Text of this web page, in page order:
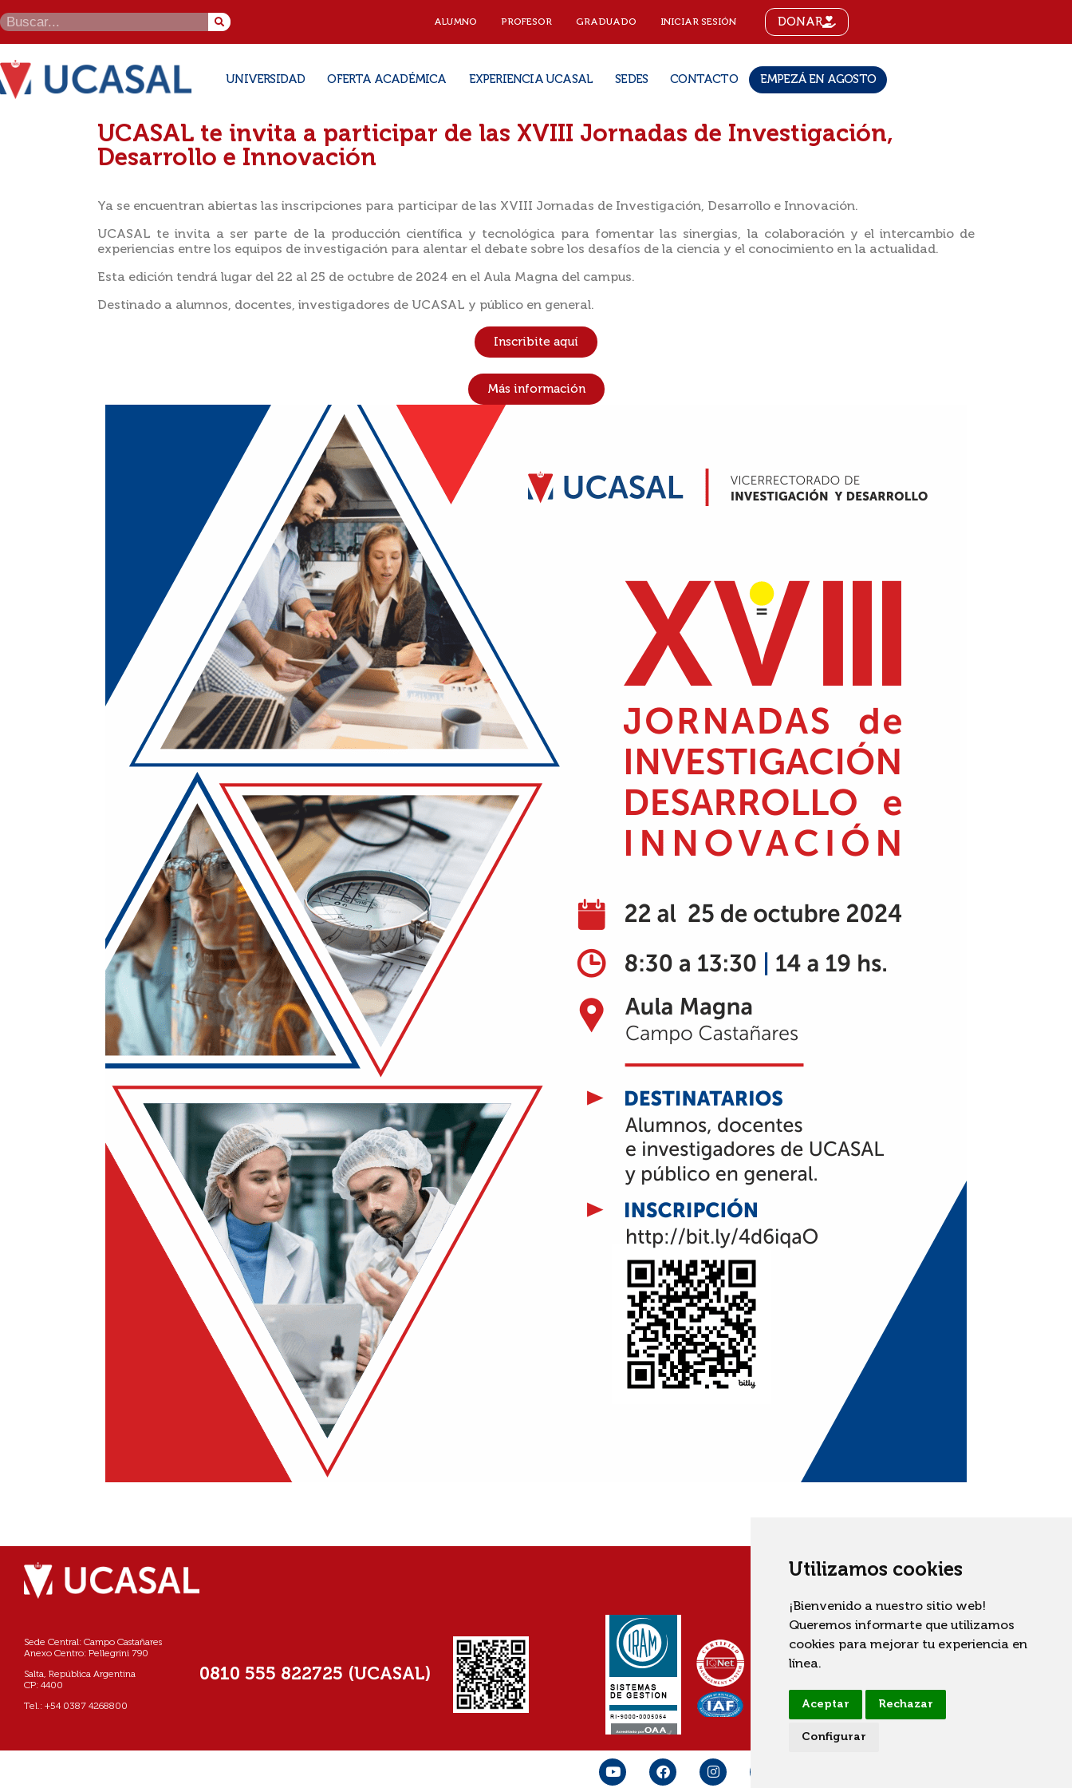
Utilizamos cookies
¡Bienvenido a nuestro sitio web!
Queremos informarte que utilizamos
cookies para mejorar tu experiencia en
línea.
Aceptar Rechazar
Configurar
ALUMNO PROFESOR GRADUADO INICIAR SESIÓN DONAR
UNIVERSIDAD OFERTA ACADÉMICA EXPERIENCIA UCASAL SEDES CONTACTO EMPEZÁ EN AGOSTO
UCASAL te invita a participar de las XVIII Jornadas de Investigación,
Desarrollo e Innovación
Ya se encuentran abiertas las inscripciones para participar de las XVIII Jornadas de Investigación, Desarrollo e Innovación.
UCASAL te invita a ser parte de la producción científica y tecnológica para fomentar las sinergias, la colaboración y el intercambio de
experiencias entre los equipos de investigación para alentar el debate sobre los desafíos de la ciencia y el conocimiento en la actualidad.
Esta edición tendrá lugar del 22 al 25 de octubre de 2024 en el Aula Magna del campus.
Destinado a alumnos, docentes, investigadores de UCASAL y público en general.
Inscribite aquí
Más información
Sede Central: Campo Castañares
Anexo Centro: Pellegrini 790
Salta, República Argentina
CP: 4400
Tel.: +54 0387 4268800
0810 555 822725 (UCASAL)